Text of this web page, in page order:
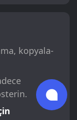
kopyala-